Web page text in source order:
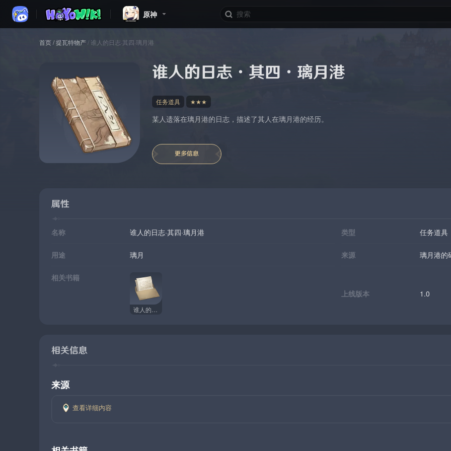
原神
首页/提瓦特物产/ 谁人的日志·其四·璃月港
谁人的日志·其四·璃月港
任务道具 ★★★
某人遗落在璃月港的日志，描述了其人在璃月港的经历。
更多信息
属性
名称 谁人的日志·其四·璃月港 类型 任务道具
用途 璃月 来源 璃月港的
相关书籍
上线版本 1.0
相关信息
来源
查看详细内容